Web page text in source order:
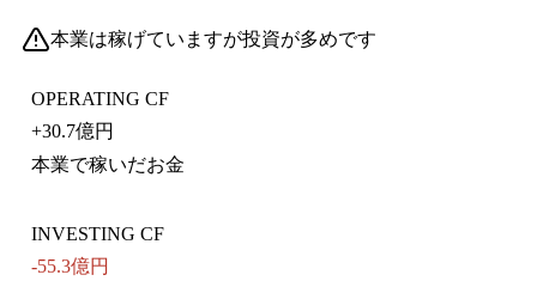
本業は稼げていますが投資が多めです
OPERATING CF
+30.7億円
本業で稼いだお金
INVESTING CF
-55.3億円